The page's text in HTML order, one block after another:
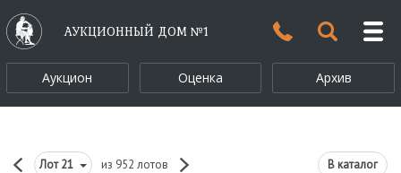
АУКЦИОННЫЙ ДОМ №1
Аукцион Оценка Архив
Лот21 из 952 лотов В каталог